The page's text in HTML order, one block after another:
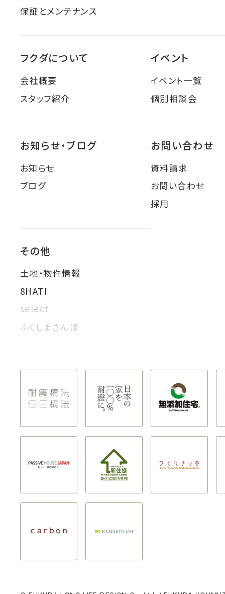
保証とメンテナンス
フクダについて
会社概要
スタッフ紹介
イベント
イベント一覧
個別相談会
お知らせ・ブログ
お知らせ
ブログ
お問い合わせ
資料請求
お問い合わせ
採用
その他
土地・物件情報
8HATI
select
ふくしまさんぽ